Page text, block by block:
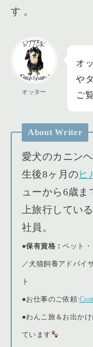
す 。
オッター
オ
や
ご
About Writer
愛犬のカニン
生後8ヶ月のヒ
ューから6歳
上旅行してい
社員。
●保有資格：ペット
／犬猫飼養アドバイ
ト
●お仕事のご依頼:
●わんこ旅＆お出か
ています